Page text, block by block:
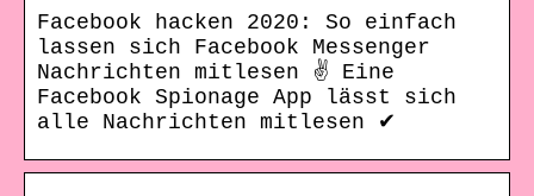
Facebook hacken 2020: So einfach
lassen sich Facebook Messenger
Nachrichten mitlesen ✌ Eine
Facebook Spionage App lässt sich
alle Nachrichten mitlesen ✔